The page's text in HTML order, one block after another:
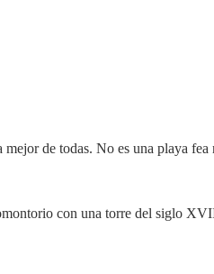
mejor de todas. No es una playa
con una torre del siglo